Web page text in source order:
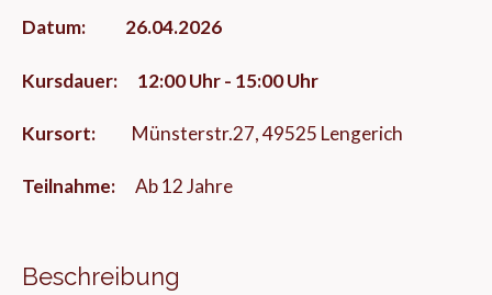
Datum: 26.04.2026
Kursdauer: 12:00 Uhr - 15:00 Uhr
Kursort: Münsterstr.27,49525 Lengerich
Teilnahme: Ab 12 Jahre
Beschreibung